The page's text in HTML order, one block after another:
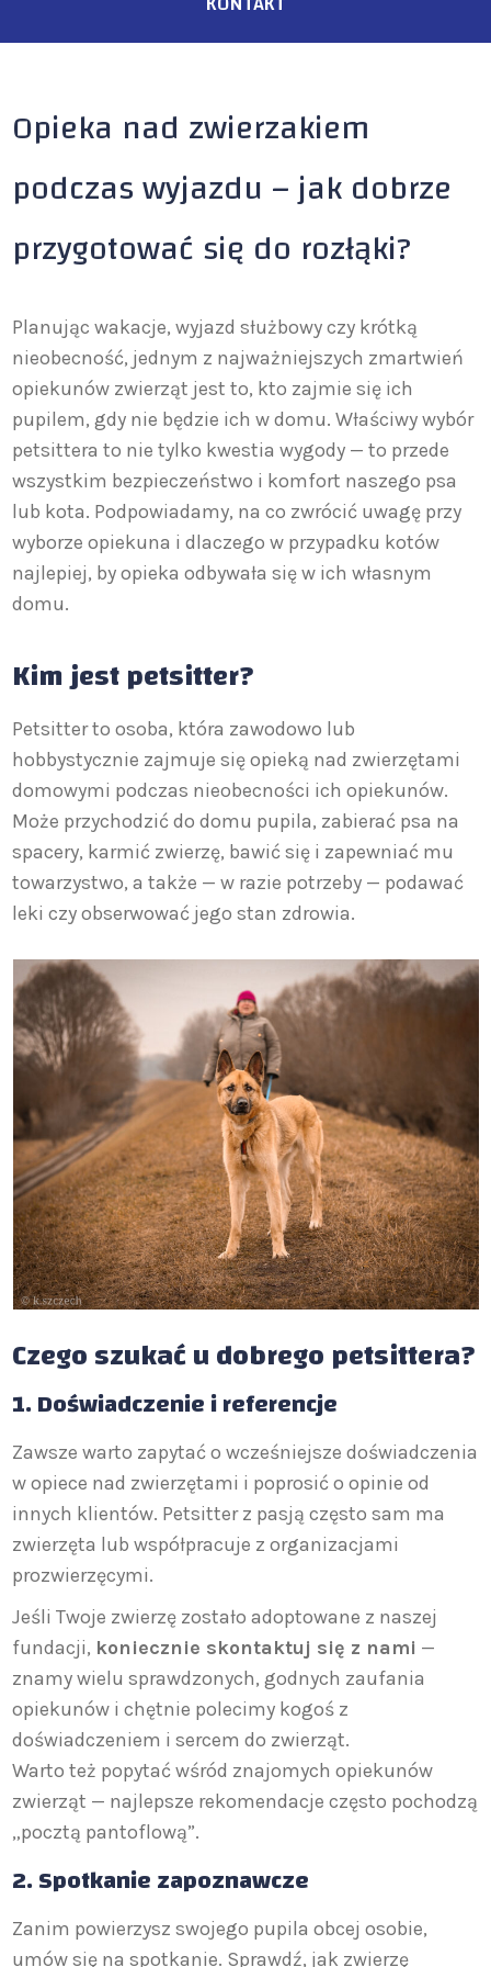
Opieka nad zwierzakiem
podczas wyjazdu – jak dobrze
przygotować się do rozłąki?
Planując wakacje, wyjazd służbowy czy krótką
nieobecność, jednym z najważniejszych zmartwień
opiekunów zwierząt jest to, kto zajmie się ich
pupilem, gdy nie będzie ich w domu. Właściwy wybór
petsittera to nie tylko kwestia wygody — to przede
wszystkim bezpieczeństwo i komfort naszego psa
lub kota. Podpowiadamy, na co zwrócić uwagę przy
wyborze opiekuna i dlaczego w przypadku kotów
najlepiej, by opieka odbywała się w ich własnym
domu.
Kim jest petsitter?
Petsitter to osoba, która zawodowo lub
hobbystycznie zajmuje się opieką nad zwierzętami
domowymi podczas nieobecności ich opiekunów.
Może przychodzić do domu pupila, zabierać psa na
spacery, karmić zwierzę, bawić się i zapewniać mu
towarzystwo, a także — w razie potrzeby — podawać
leki czy obserwować jego stan zdrowia.
Czego szukać u dobrego petsittera?
1.Doświadczenie i referencje
Zawsze warto zapytać o wcześniejsze doświadczenia
w opiece nad zwierzętami i poprosić o opinie od
innych klientów. Petsitter z pasją często sam ma
zwierzęta lub współpracuje z organizacjami
prozwierzęcymi.
Jeśli Twoje zwierzę zostało adoptowane z naszej
fundacji, koniecznie skontaktuj się z nami —
znamy wielu sprawdzonych, godnych zaufania
opiekunów i chętnie polecimy kogoś z
doświadczeniem i sercem do zwierząt.
Warto też popytać wśród znajomych opiekunów
zwierząt — najlepsze rekomendacje często pochodzą
„pocztą pantoflową”.
2.Spotkanie zapoznawcze
Zanim powierzysz swojego pupila obcej osobie,
umów się na spotkanie. Sprawdź, jak zwierzę